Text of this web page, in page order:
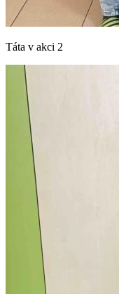
Táta v akci 2